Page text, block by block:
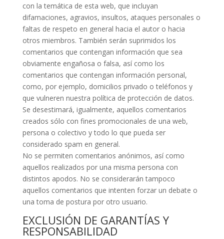
con la temática de esta web, que incluyan
difamaciones, agravios, insultos, ataques personales o
faltas de respeto en general hacia el autor o hacia
otros miembros. También serán suprimidos los
comentarios que contengan información que sea
obviamente engañosa o falsa, así como los
comentarios que contengan información personal,
como, por ejemplo, domicilios privado o teléfonos y
que vulneren nuestra política de protección de datos.
Se desestimará, igualmente, aquellos comentarios
creados sólo con fines promocionales de una web,
persona o colectivo y todo lo que pueda ser
considerado spam en general.
No se permiten comentarios anónimos, así como
aquellos realizados por una misma persona con
distintos apodos. No se considerarán tampoco
aquellos comentarios que intenten forzar un debate o
una toma de postura por otro usuario.
EXCLUSIÓN DE GARANTÍAS Y
RESPONSABILIDAD